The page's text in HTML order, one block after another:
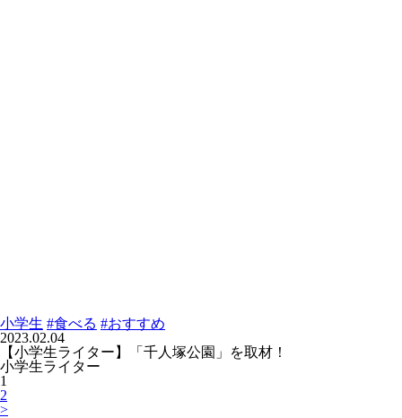
小学生 #食べる #おすすめ
2023.02.04
【小学生ライター】「千人塚公園」を取材！
小学生ライター
1
2
>